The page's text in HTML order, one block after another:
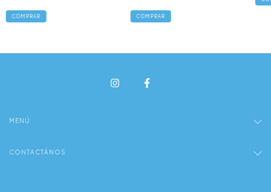
COMPRAR COMPRAR
MENÚ
CONTACTÁNOS